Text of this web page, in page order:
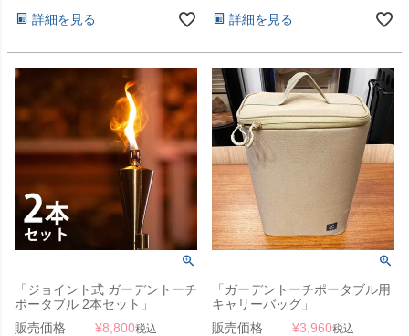
詳細を見る 詳細を見る
「ジョイント式 ガーデントーチ
ポータブル 2本セット」
販売価格
¥8,800税込
「ガーデントーチポータブル用
キャリーバッグ」
販売価格
¥3,960税込